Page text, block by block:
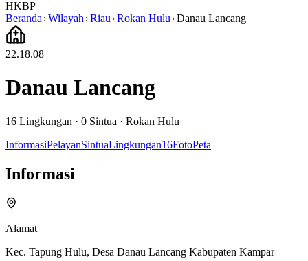
HKBP
Beranda Wilayah Riau Rokan Hulu Danau Lancang
22.18.08
Danau Lancang
16 Lingkungan · 0 Sintua · Rokan Hulu
InformasiPelayanSintuaLingkungan16FotoPeta
Informasi
Alamat
Kec. Tapung Hulu, Desa Danau Lancang Kabupaten Kampar